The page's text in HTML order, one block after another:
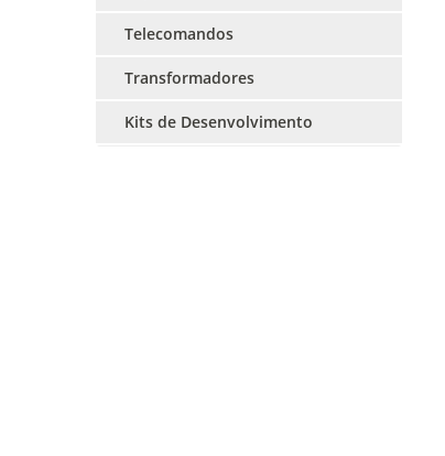
Telecomandos
Transformadores
Kits de Desenvolvimento